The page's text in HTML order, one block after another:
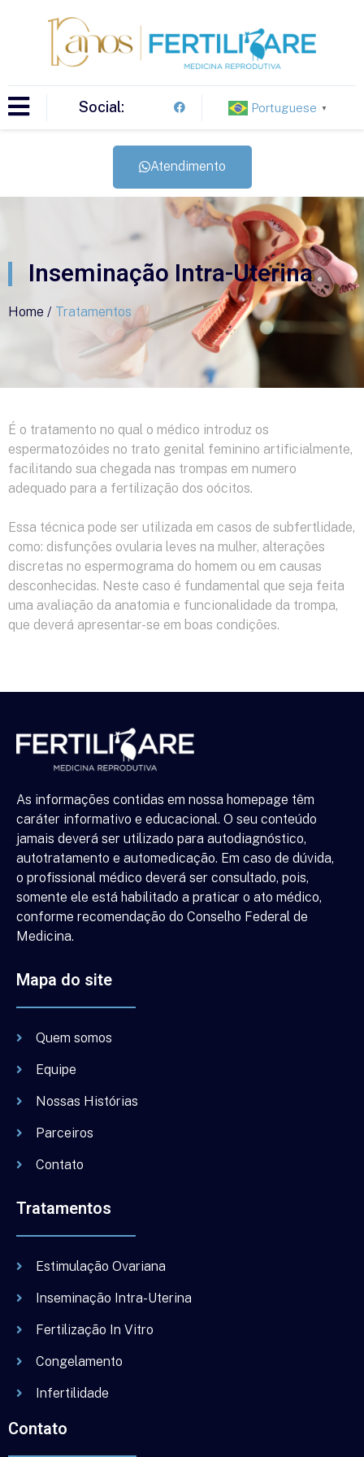
Social: Portuguese ▼
Atendimento
Inseminação Intra-Uterina
Home / Tratamentos
É o tratamento no qual o médico introduz os
espermatozóides no trato genital feminino artificialmente,
facilitando sua chegada nas trompas em numero
adequado para a fertilização dos oócitos.
Essa técnica pode ser utilizada em casos de subfertlidade,
como: disfunções ovularia leves na mulher, alterações
discretas no espermograma do homem ou em causas
desconhecidas. Neste caso é fundamental que seja feita
uma avaliação da anatomia e funcionalidade da trompa,
que deverá apresentar-se em boas condições.
As informações contidas em nossa homepage têm
caráter informativo e educacional. O seu conteúdo
jamais deverá ser utilizado para autodiagnóstico,
autotratamento e automedicação. Em caso de dúvida,
o profissional médico deverá ser consultado, pois,
somente ele está habilitado a praticar o ato médico,
conforme recomendação do Conselho Federal de
Medicina.
Mapa do site
Quem somos
Equipe
Nossas Histórias
Parceiros
Contato
Tratamentos
Estimulação Ovariana
Inseminação Intra-Uterina
Fertilização In Vitro
Congelamento
Infertilidade
Contato